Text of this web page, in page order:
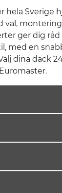
hela Sverige
val,
ger dig
med en
dina däck